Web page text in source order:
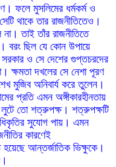
ফলে মুসলিমের ধর্মকর্ম ও
থাকে তার রাজনীতিতেও।
তাই তাঁর রাজনীতিতে
বরং ছিল যে কোন উপায়ে
সরকার ও সে দেশের গুপ্তচরদের
ক্ষমতা দখলের সে নেশা পূরণ
মুজিব অনিবার্য করে তুলেন।
প্রতি এমন অঙ্গীকারহীনতায়
লুটে তো শত্রুপক্ষ। শত্রুপক্ষটি
সুযোগ পায়। এমন
কারণেই
হয়েছে আন্তর্জাতিক ভিক্ষুকে।